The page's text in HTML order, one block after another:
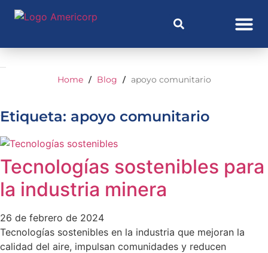
Home / Blog / apoyo comunitario
Etiqueta: apoyo comunitario
Tecnologías sostenibles para
la industria minera
26 de febrero de 2024
Tecnologías sostenibles en la industria que mejoran la
calidad del aire, impulsan comunidades y reducen